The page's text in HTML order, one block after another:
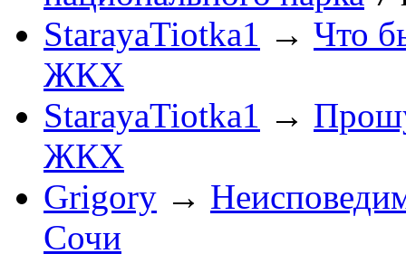
StarayaTiotka1 → Что
ЖКХ
StarayaTiotka1 →
ЖКХ
Grigory →
Сочи